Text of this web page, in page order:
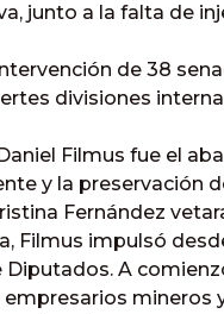
junto a la falta de
de 38
divisiones
Filmus fue el
y la preservación
Fernández
Filmus impulsó
Diputados. A
empresarios mineros